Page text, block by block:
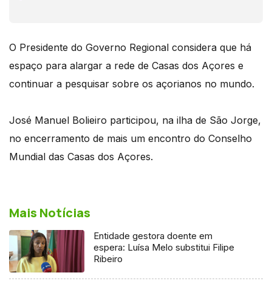
O Presidente do Governo Regional considera que há
espaço para alargar a rede de Casas dos Açores e
continuar a pesquisar sobre os açorianos no mundo.
José Manuel Bolieiro participou, na ilha de São Jorge,
no encerramento de mais um encontro do Conselho
Mundial das Casas dos Açores.
Mais Notícias
Entidade gestora doente em
espera: Luísa Melo substitui Filipe
Ribeiro